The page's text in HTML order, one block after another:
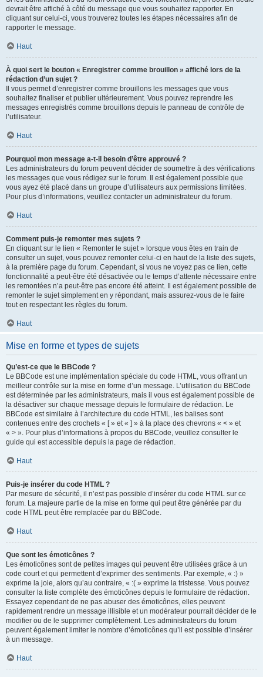
devrait être affiché à côté du message que vous souhaitez rapporter. En
cliquant sur celui-ci, vous trouverez toutes les étapes nécessaires afin de
rapporter le message.
Haut
À quoi sert le bouton « Enregistrer comme brouillon » affiché lors de la
rédaction d’un sujet ?
Il vous permet d’enregistrer comme brouillons les messages que vous
souhaitez finaliser et publier ultérieurement. Vous pouvez reprendre les
messages enregistrés comme brouillons depuis le panneau de contrôle de
l’utilisateur.
Haut
Pourquoi mon message a-t-il besoin d’être approuvé ?
Les administrateurs du forum peuvent décider de soumettre à des vérifications
les messages que vous rédigez sur le forum. Il est également possible que
vous ayez été placé dans un groupe d’utilisateurs aux permissions limitées.
Pour plus d’informations, veuillez contacter un administrateur du forum.
Haut
Comment puis-je remonter mes sujets ?
En cliquant sur le lien « Remonter le sujet » lorsque vous êtes en train de
consulter un sujet, vous pouvez remonter celui-ci en haut de la liste des sujets,
à la première page du forum. Cependant, si vous ne voyez pas ce lien, cette
fonctionnalité a peut-être été désactivée ou le temps d’attente nécessaire entre
les remontées n’a peut-être pas encore été atteint. Il est également possible de
remonter le sujet simplement en y répondant, mais assurez-vous de le faire
tout en respectant les règles du forum.
Haut
Mise en forme et types de sujets
Qu’est-ce que le BBCode ?
Le BBCode est une implémentation spéciale du code HTML, vous offrant un
meilleur contrôle sur la mise en forme d’un message. L’utilisation du BBCode
est déterminée par les administrateurs, mais il vous est également possible de
la désactiver sur chaque message depuis le formulaire de rédaction. Le
BBCode est similaire à l’architecture du code HTML, les balises sont
contenues entre des crochets « [ » et « ] » à la place des chevrons « < » et
« > ». Pour plus d’informations à propos du BBCode, veuillez consulter le
guide qui est accessible depuis la page de rédaction.
Haut
Puis-je insérer du code HTML ?
Par mesure de sécurité, il n’est pas possible d’insérer du code HTML sur ce
forum. La majeure partie de la mise en forme qui peut être générée par du
code HTML peut être remplacée par du BBCode.
Haut
Que sont les émoticônes ?
Les émoticônes sont de petites images qui peuvent être utilisées grâce à un
code court et qui permettent d’exprimer des sentiments. Par exemple, « :) »
exprime la joie, alors qu’au contraire, « :( » exprime la tristesse. Vous pouvez
consulter la liste complète des émoticônes depuis le formulaire de rédaction.
Essayez cependant de ne pas abuser des émoticônes, elles peuvent
rapidement rendre un message illisible et un modérateur pourrait décider de le
modifier ou de le supprimer complètement. Les administrateurs du forum
peuvent également limiter le nombre d’émoticônes qu’il est possible d’insérer
à un message.
Haut